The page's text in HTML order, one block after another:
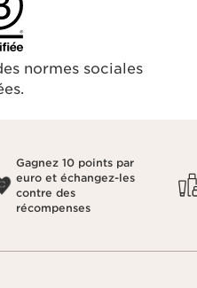
normes sociales
Gagnez 10 points par
euro et échangez-les
contre des
récompenses